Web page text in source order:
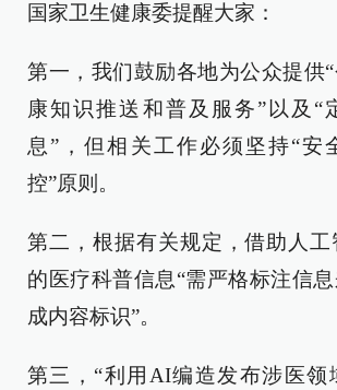
国家卫生健康委提醒大家：
第一，我们鼓励各地为公众提供
康知识推送和普及服务”以及“
息”，但相关工作必须坚持“安
控”原则。
第二，根据有关规定，借助人
的医疗科普信息“需严格标注信
成内容标识”。
第三，“利用AI编造发布涉医领